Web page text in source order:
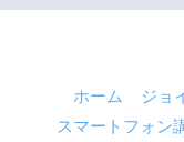
ホーム ジョ
スマートフォン